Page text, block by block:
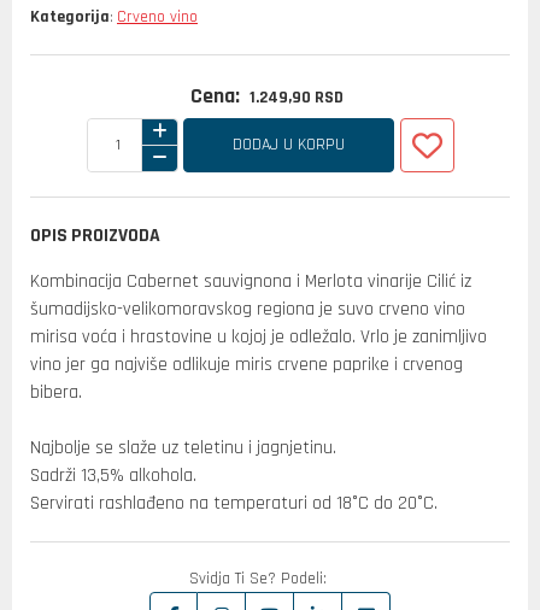
Kategorija: Crveno vino
Cena: 1.249,90 RSD
DODAJ U KORPU
OPIS PROIZVODA
Kombinacija Cabernet sauvignona i Merlota vinarije Cilić iz
šumadijsko-velikomoravskog regiona je suvo crveno vino
mirisa voća i hrastovine u kojoj je odležalo. Vrlo je zanimljivo
vino jer ga najviše odlikuje miris crvene paprike i crvenog
bibera.
Najbolje se slaže uz teletinu i jagnjetinu.
Sadrži 13,5% alkohola.
Servirati rashlađeno na temperaturi od 18°C do 20°C.
Svidja Ti Se? Podeli: